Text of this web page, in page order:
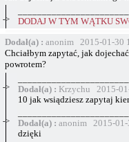
->
DODAJ W TYM WĄTKU
Dodał(a) : anonim 2015-01-30
Chciałbym zapytać, jak
powrotem?
->
Dodał(a) : Krzychu 2015-
10 jak wsiądziesz zapytaj
->
Dodał(a) : anonim 2015-01-
dzięki